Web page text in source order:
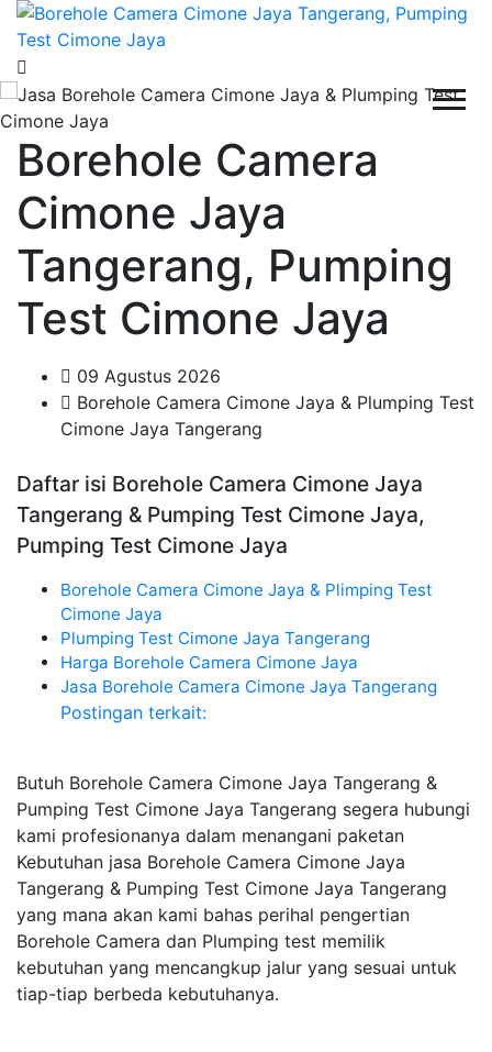
Borehole Camera
Cimone Jaya
Tangerang, Pumping
Test Cimone Jaya
09 Agustus 2026
Borehole Camera Cimone Jaya & Plumping Test
Cimone Jaya Tangerang
Daftar isi Borehole Camera Cimone Jaya
Tangerang & Pumping Test Cimone Jaya,
Pumping Test Cimone Jaya
Borehole Camera Cimone Jaya & Plimping Test
Cimone Jaya
Plumping Test Cimone Jaya Tangerang
Harga Borehole Camera Cimone Jaya
Jasa Borehole Camera Cimone Jaya Tangerang
Postingan terkait:
Butuh Borehole Camera Cimone Jaya Tangerang &
Pumping Test Cimone Jaya Tangerang segera hubungi
kami profesionanya dalam menangani paketan
Kebutuhan jasa Borehole Camera Cimone Jaya
Tangerang & Pumping Test Cimone Jaya Tangerang
yang mana akan kami bahas perihal pengertian
Borehole Camera dan Plumping test memilik
kebutuhan yang mencangkup jalur yang sesuai untuk
tiap-tiap berbeda kebutuhanya.